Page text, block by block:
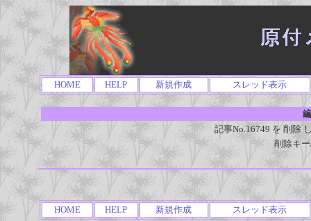
HOME HELP 新規作成 スレッド表示
記事No.16749 を 削除
削除キ
HOME HELP 新規作成 スレッド表示